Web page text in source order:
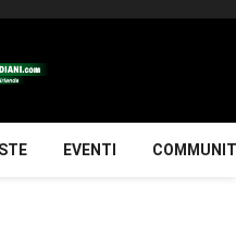
EVENTI